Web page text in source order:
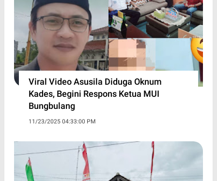
Viral Video Asusila Diduga Oknum
Kades, Begini Respons Ketua MUI
Bungbulang
11/23/2025 04:33:00 PM